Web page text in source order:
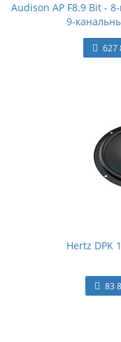
Audison AP F8.9 Bit -
9-
627
Hertz DPK
83